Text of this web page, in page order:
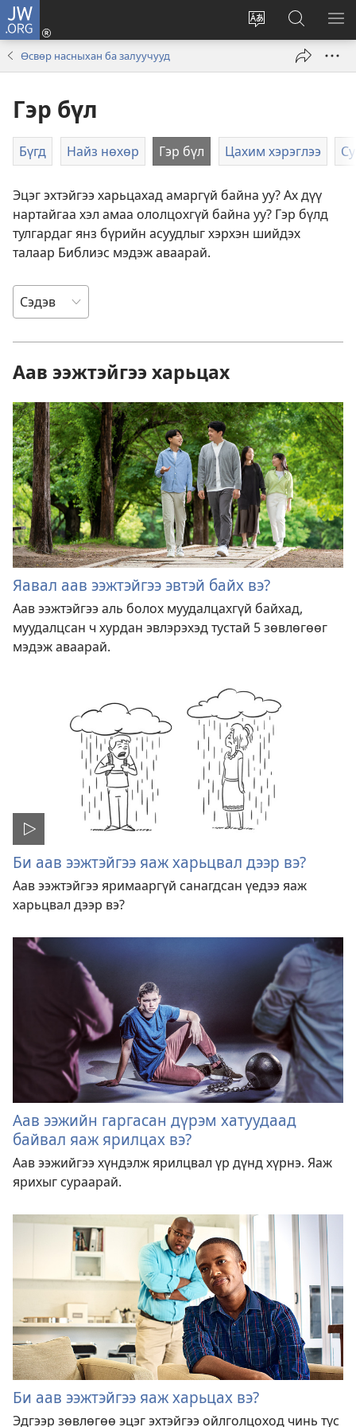
JW.ORG
саитын
Нэвтрэх
(opens
JW.ORG
саитаас
хайх
Өсвөр насныхан ба залуучууд
Гэр бүл
Бүгд Найз нөхөр Гэр бүл Цахим хэрэглээ
Эцэг эхтэйгээ харьцахад амаргүй байна уу? Ах дүү
нартайгаа хэл амаа ололцохгүй байна уу? Гэр бүлд
тулгардаг янз бүрийн асуудлыг хэрхэн шийдэх
талаар Библиэс мэдэж аваарай.
Аав ээжтэйгээ харьцах
Яавал аав ээжтэйгээ эвтэй байх вэ?
Аав ээжтэйгээ аль болох муудалцахгүй байхад,
муудалцсан ч хурдан эвлэрэхэд тустай 5 зөвлөгөөг
мэдэж аваарай.
Би аав ээжтэйгээ яаж харьцвал дээр вэ?
Аав ээжтэйгээ яримааргүй санагдсан үедээ яаж
харьцвал дээр вэ?
Аав ээжийн гаргасан дүрэм хатуудаад
байвал яаж ярилцах вэ?
Аав ээжийгээ хүндэлж ярилцвал үр дүнд хүрнэ. Яаж
ярихыг сураарай.
Би аав ээжтэйгээ яаж харьцах вэ?
Эдгээр зөвлөгөө эцэг эхтэйгээ ойлголцоход чинь тус